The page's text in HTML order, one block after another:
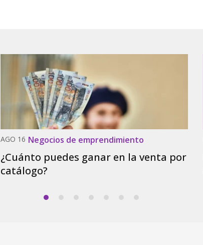
AGO 16 Negocios de emprendimiento
¿Cuánto puedes ganar en la venta por
catálogo?